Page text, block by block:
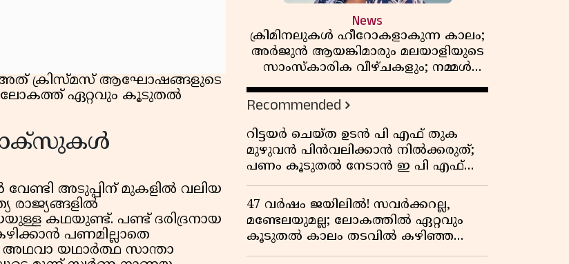
അത് ക്രിസ്മസ് ആഘോഷങ്ങളുടെ
ലോകത്ത് ഏറ്റവും കൂടുതൽ
അടുപ്പിന് മുകളിൽ വലിയ
രാജ്യങ്ങളിൽ
കഥയുണ്ട്. പണ്ട് ദരിദ്രനായ
പണമില്ലാതെ
അഥവാ യഥാർത്ഥ സാന്താ
News
ക്രിമിനലുകൾ ഹീറോകളാകുന്ന കാലം;
അർജുൻ ആയങ്കിമാരും മലയാളിയുടെ
സാംസ്കാരിക വീഴ്ചകളും; നമ്മൾ
എങ്ങോട്ടാണ് പോകുന്നത്
Recommended
റിട്ടയർ ചെയ്ത ഉടൻ പി എഫ് തുക
മുഴുവൻ പിൻവലിക്കാൻ നിൽക്കരുത്;
പണം കൂടുതൽ നേടാൻ ഇ പി എഫ്
ഒയുടെ നിയമം അറിയാം
47 വർഷം ജയിലിൽ! സവർക്കറല്ല,
മണ്ടേലയുമല്ല; ലോകത്തിൽ ഏറ്റവും
കൂടുതൽ കാലം തടവിൽ കഴിഞ്ഞ
രാഷ്ട്രീയ തടവുകാരൻ ഇദ്ദേഹം! ഒരു